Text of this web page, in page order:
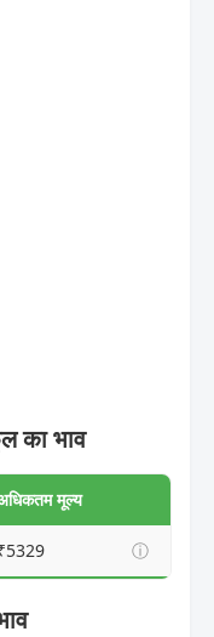
का भाव
मूल्य
ⓘ